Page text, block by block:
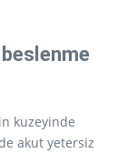
kuzeyinde
akut yetersiz